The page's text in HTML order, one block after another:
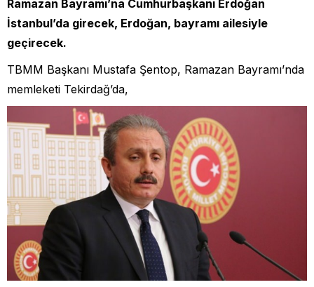
Ramazan Bayramı’na Cumhurbaşkanı Erdoğan
İstanbul’da girecek, Erdoğan, bayramı ailesiyle
geçirecek.
TBMM Başkanı Mustafa Şentop, Ramazan Bayramı’nda
memleketi Tekirdağ’da,